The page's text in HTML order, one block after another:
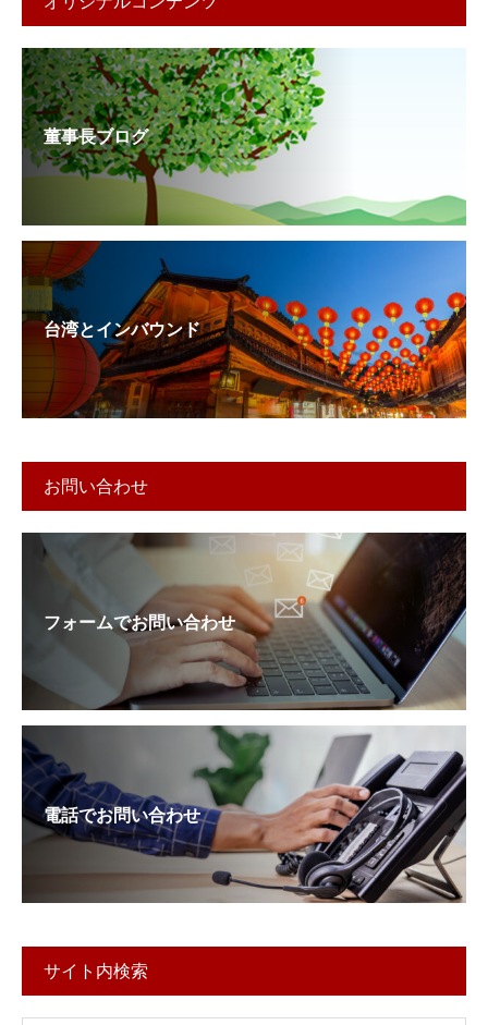
董事長ブログ
台湾とインバウンド
お問い合わせ
フォームでお問い合わせ
電話でお問い合わせ
サイト内検索